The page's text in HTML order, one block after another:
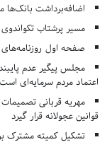
اضافه‌برداشت
مسیر پرشتاب
صفحه اول روزنامه‌های 10 مرداد 1405
مجلس پیگیر عدم
اعتماد مردم سرمایه‌ای
مهریه قربانی
قوانین عجولانه قرار گیرد
تشکیل کمیته مشترک